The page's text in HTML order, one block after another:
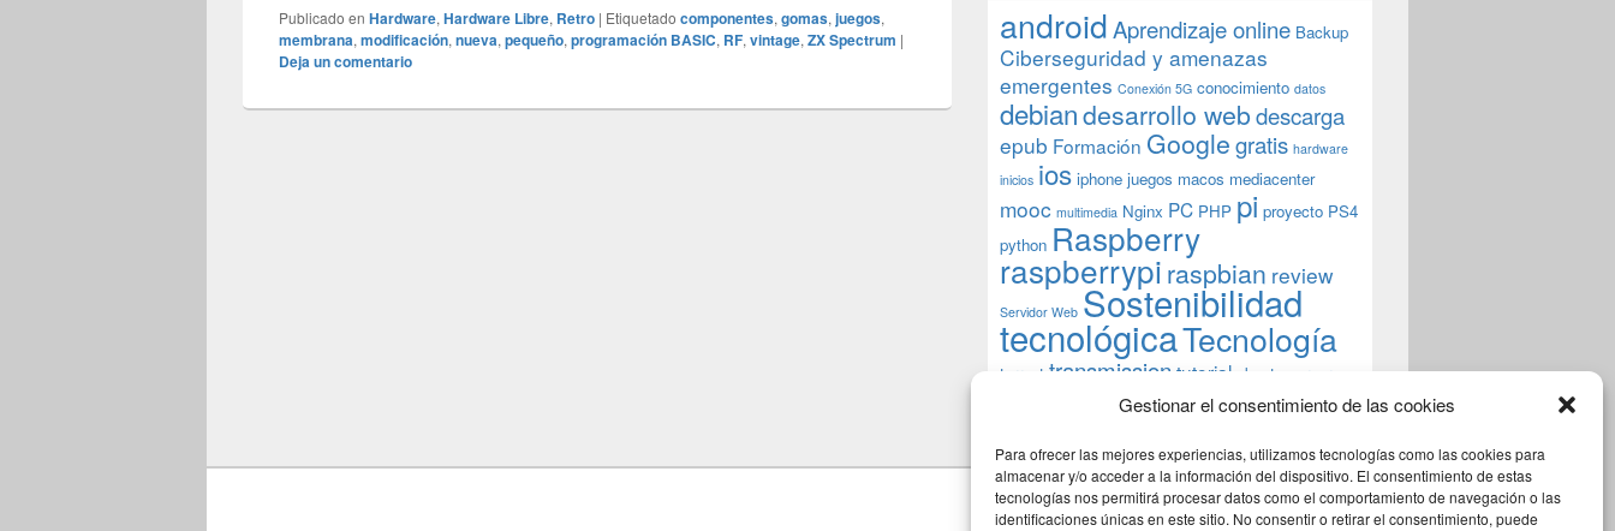
Gestionar el consentimiento de las cookies
Para ofrecer las mejores experiencias, utilizamos tecnologías como las cookies para
almacenar y/o acceder a la información del dispositivo. El consentimiento de estas
tecnologías nos permitirá procesar datos como el comportamiento de navegación o las
identificaciones únicas en este sitio. No consentir o retirar el consentimiento, puede
Publicado en Hardware, Hardware Libre, Retro | Etiquetado componentes, gomas, juegos,
membrana, modificación, nueva, pequeño, programación BASIC, RF, vintage, ZX Spectrum |
Deja un comentario
androidAprendizaje online Backup
Ciberseguridad y amenazas
emergentes Conexión 5G conocimiento datos
debiandesarrollo webdescarga
epub Formación Googlegratis hardware
inicios ios iphone juegos macos mediacenter
mooc multimedia Nginx PC PHP pi proyecto PS4
python Raspberry
raspberrypi raspbian review
Servidor Web Sostenibilidad
tecnológicaTecnología
torrent transmission tutorial ubuntu server
Windowswordpressxbmc